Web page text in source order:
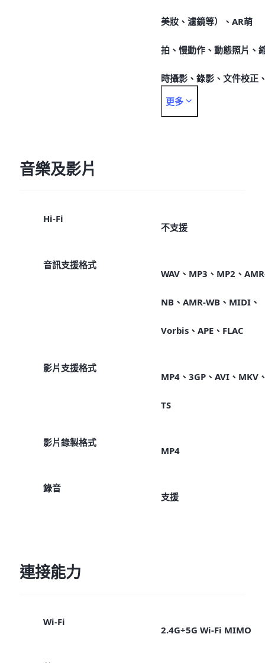
美妝、濾鏡等）、AR萌
拍、慢動作、動態照片、
時攝影、錄影、文件校正
全景模式、專業模式等
更多
音樂及影片
Hi-Fi
不支援
音訊支援格式
WAV、MP3、MP2、
NB、AMR-WB、MIDI、
Vorbis、APE、FLAC
影片支援格式
MP4、3GP、AVI、MKV
TS
影片錄製格式
MP4
錄音
支援
連接能力
Wi-Fi
2.4G+5G Wi-Fi MIMO